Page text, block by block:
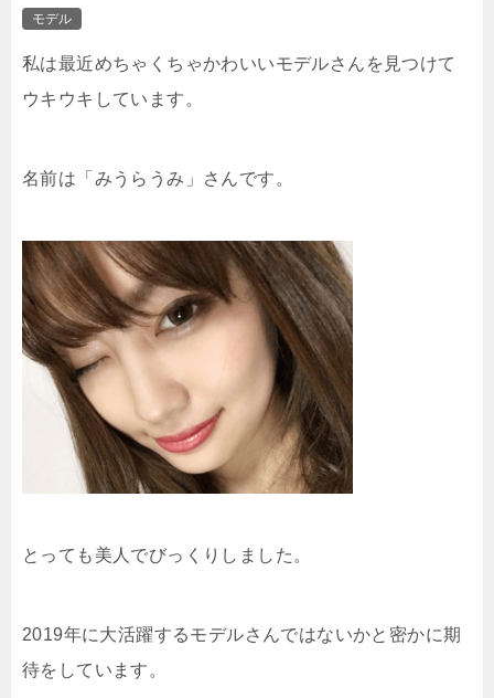
モデル
私は最近めちゃくちゃかわいいモデルさんを見つけて
ウキウキしています。
名前は「みうらうみ」さんです。
とっても美人でびっくりしました。
2019年に大活躍するモデルさんではないかと密かに期
待をしています。